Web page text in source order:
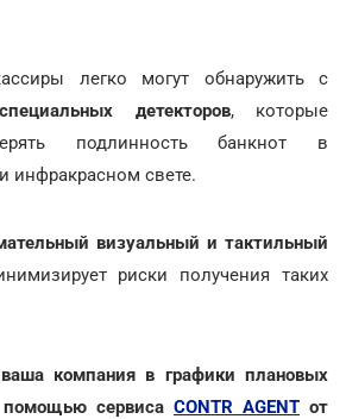
легко могут обнаружить с
специальных детекторов, которые
подлинность банкнот в
инфракрасном свете.
визуальный и тактильный
риски получения таких
компания в графики плановых
сервиса CONTR AGENT от